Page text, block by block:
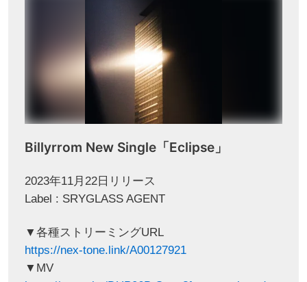
Billyrrom New Single「Eclipse」
2023年11月22日リリース
Label : SRYGLASS AGENT
▼各種ストリーミングURL
https://nex-tone.link/A00127921
▼MV